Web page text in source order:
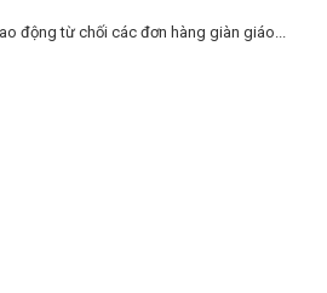
động từ chối các đơn hàng giàn giáo...